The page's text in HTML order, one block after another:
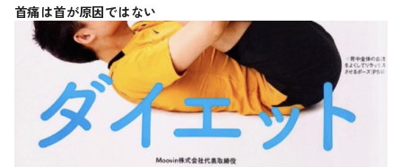
首痛は首が原因ではない